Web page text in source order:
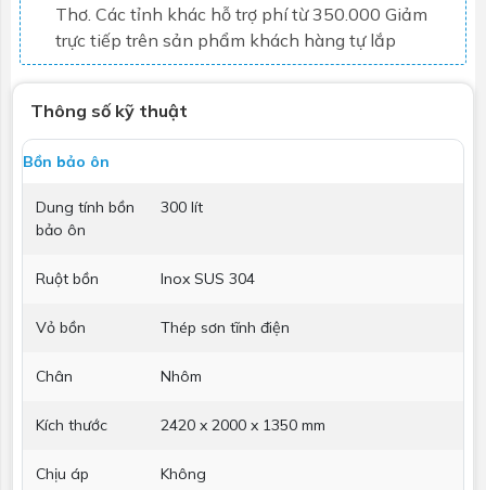
Thơ. Các tỉnh khác hỗ trợ phí từ 350.000 Giảm
trực tiếp trên sản phẩm khách hàng tự lắp
Thông số kỹ thuật
Bồn bảo ôn
Dung tính bồn
bảo ôn
300 lít
Ruột bồn Inox SUS 304
Vỏ bồn Thép sơn tĩnh điện
Chân Nhôm
Kích thước 2420 x 2000 x 1350 mm
Chịu áp Không